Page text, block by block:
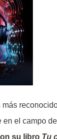
más
en el campo
su libro Tu